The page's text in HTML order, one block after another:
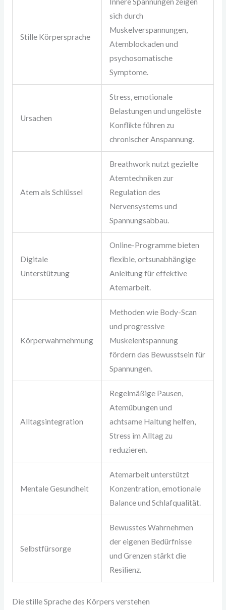
Stille Körpersprache
sich durch
Muskelverspannungen,
Atemblockaden und
psychosomatische
Symptome.
Ursachen
Stress, emotionale
Belastungen und ungelöste
Konflikte führen zu
chronischer Anspannung.
Atem als Schlüssel
Breathwork nutzt gezielte
Atemtechniken zur
Regulation des
Nervensystems und
Spannungsabbau.
Digitale
Unterstützung
Online-Programme bieten
flexible, ortsunabhängige
Anleitung für effektive
Atemarbeit.
Körperwahrnehmung
Methoden wie Body-Scan
und progressive
Muskelentspannung
fördern das Bewusstsein für
Spannungen.
Alltagsintegration
Regelmäßige Pausen,
Atemübungen und
achtsame Haltung helfen,
Stress im Alltag zu
reduzieren.
Mentale Gesundheit
Atemarbeit unterstützt
Konzentration, emotionale
Balance und Schlafqualität.
Selbstfürsorge
Bewusstes Wahrnehmen
der eigenen Bedürfnisse
und Grenzen stärkt die
Resilienz.
Die stille Sprache des Körpers verstehen